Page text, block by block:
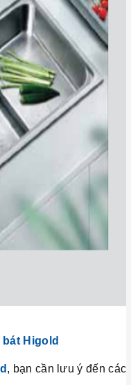
Higold
, bạn cần lưu ý đến các